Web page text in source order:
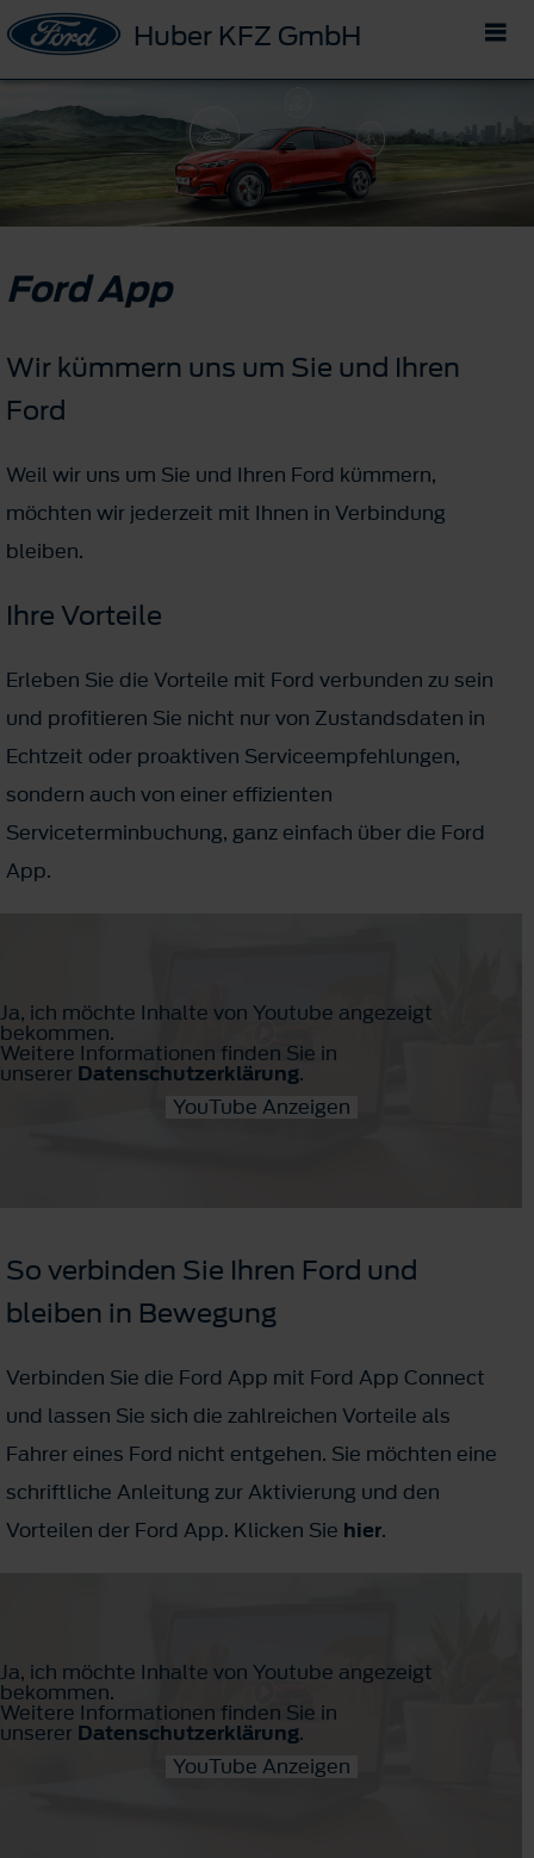
Huber KFZ GmbH
Ford App
Wir kümmern uns um Sie und Ihren
Ford
Weil wir uns um Sie und Ihren Ford kümmern,
möchten wir jederzeit mit Ihnen in Verbindung
bleiben.
Ihre Vorteile
Erleben Sie die Vorteile mit Ford verbunden zu sein
und profitieren Sie nicht nur von Zustandsdaten in
Echtzeit oder proaktiven Serviceempfehlungen,
sondern auch von einer effizienten
Serviceterminbuchung, ganz einfach über die Ford
App.
Ja, ich möchte Inhalte von Youtube angezeigt
bekommen.
Weitere Informationen finden Sie in
unserer Datenschutzerklärung.
YouTube Anzeigen
So verbinden Sie Ihren Ford und
bleiben in Bewegung
Verbinden Sie die Ford App mit Ford App Connect
und lassen Sie sich die zahlreichen Vorteile als
Fahrer eines Ford nicht entgehen. Sie möchten eine
schriftliche Anleitung zur Aktivierung und den
Vorteilen der Ford App. Klicken Sie hier.
Ja, ich möchte Inhalte von Youtube angezeigt
bekommen.
Weitere Informationen finden Sie in
unserer Datenschutzerklärung.
YouTube Anzeigen